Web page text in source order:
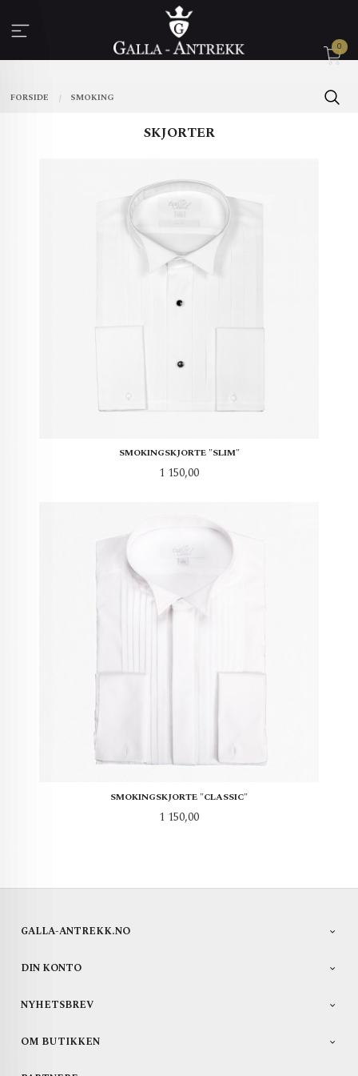
innholdet
0
FORSIDE SMOKING
SKJORTER
SMOKINGSKJORTE "SLIM"
Pris
1 150,00
SMOKINGSKJORTE "CLASSIC"
Pris
1 150,00
GALLA-ANTREKK.NO
DIN KONTO
NYHETSBREV
OM BUTIKKEN